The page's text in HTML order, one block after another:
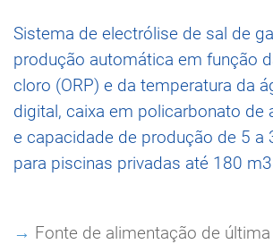
Sistema de electrólise de sal de
produção automática em função
cloro (ORP) e da temperatura da
digital, caixa em policarbonato de
e capacidade de produção de 5 a
para piscinas privadas até 180
→ Fonte de alimentação de